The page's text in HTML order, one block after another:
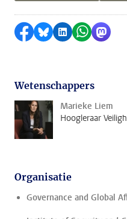
Delen op Facebook
Delen via Bluesky
Delen opDelen via
Wetenschappers
Marieke Liem
Hoogleraar
Organisatie
Governance and Global